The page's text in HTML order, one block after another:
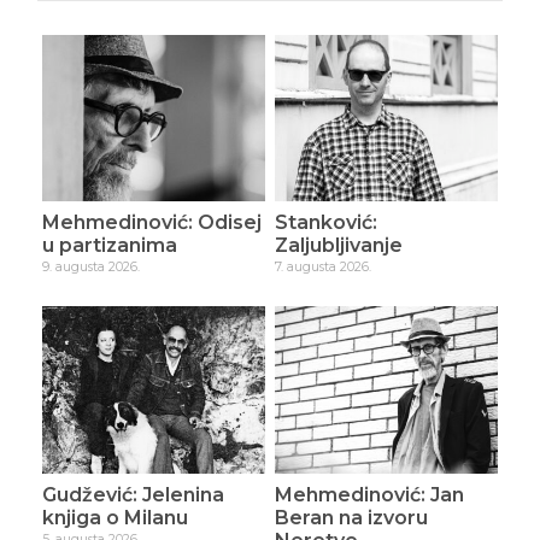
Mehmedinović: Odisej
u partizanima
9. augusta 2026.
Stanković:
Zaljubljivanje
7. augusta 2026.
Gudžević: Jelenina
knjiga o Milanu
Mehmedinović: Jan
Beran na izvoru